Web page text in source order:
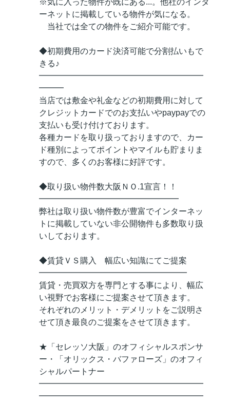
※気に入った物件が既にある...。他社のインタ
ーネットに掲載している物件が気になる。
当社では全ての物件をご紹介可能です。
◆初期費用のカード決済可能で分割払いもで
きる♪
━━━━━━━━━━━━━━━━━━━━
━━━
当店では敷金や礼金などの初期費用に対して
クレジットカードでのお支払いやpaypayでの
支払いも受け付けております。
各種カードを取り扱っておりますので、カー
ド種別によってポイントやマイルも貯まりま
すので、多くのお客様に好評です。
◆取り扱い物件数大阪ＮＯ.1宣言！！
━━━━━━━━━━━━━━━━━
弊社は取り扱い物件数が豊富でインターネッ
トに掲載していない非公開物件も多数取り扱
いしております。
◆賃貸ＶＳ購入 幅広い知識にてご提案
━━━━━━━━━━━━━━━━━━
賃貸・売買双方を専門とする事により、幅広
い視野でお客様にご提案させて頂きます。
それぞれのメリット・デメリットをご説明さ
せて頂き最良のご提案をさせて頂きます。
★「セレッソ大阪」のオフィシャルスポンサ
ー・「オリックス・バファローズ」のオフィ
シャルパートナー
━━━━━━━━━━━━━━━━━━━━
━━━━━━━━━━━━━━━━━━━━